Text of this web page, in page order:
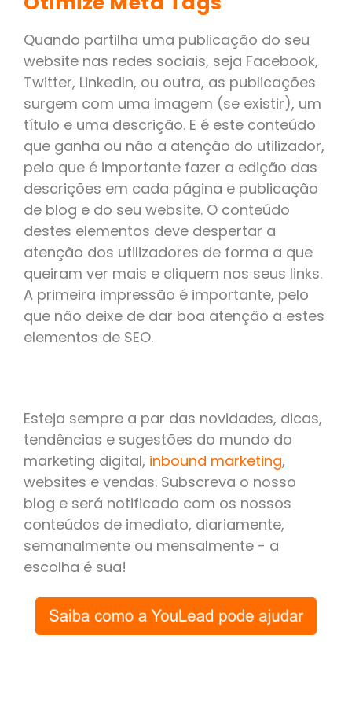
Quando partilha uma publicação do seu
website nas redes sociais, seja Facebook,
Twitter, LinkedIn, ou outra, as publicações
surgem com uma imagem (se existir), um
título e uma descrição. E é este conteúdo
que ganha ou não a atenção do utilizador,
pelo que é importante fazer a edição das
descrições em cada página e publicação
de blog e do seu website. O conteúdo
destes elementos deve despertar a
atenção dos utilizadores de forma a que
queiram ver mais e cliquem nos seus links.
A primeira impressão é importante, pelo
que não deixe de dar boa atenção a estes
elementos de SEO.
Esteja sempre a par das novidades, dicas,
tendências e sugestões do mundo do
marketing digital, inbound marketing,
websites e vendas. Subscreva o nosso
blog e será notificado com os nossos
conteúdos de imediato, diariamente,
semanalmente ou mensalmente - a
escolha é sua!